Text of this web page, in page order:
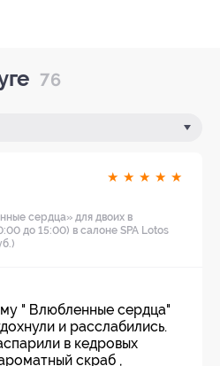
76
★ ★ ★ ★ ★
сердца» для двоих в
до 15:00) в салоне SPA Lotos
" Влюбленные сердца"
и расслабились.
в кедровых
скраб ,